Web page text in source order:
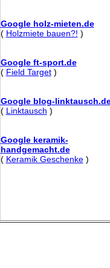
Google holz-mieten.de
( Holzmiete bauen?! )
Google ft-sport.de
( Field Target)
Google blog-
( Linktausch )
Google keramik-
handgemacht.de
( Keramik Geschenke)